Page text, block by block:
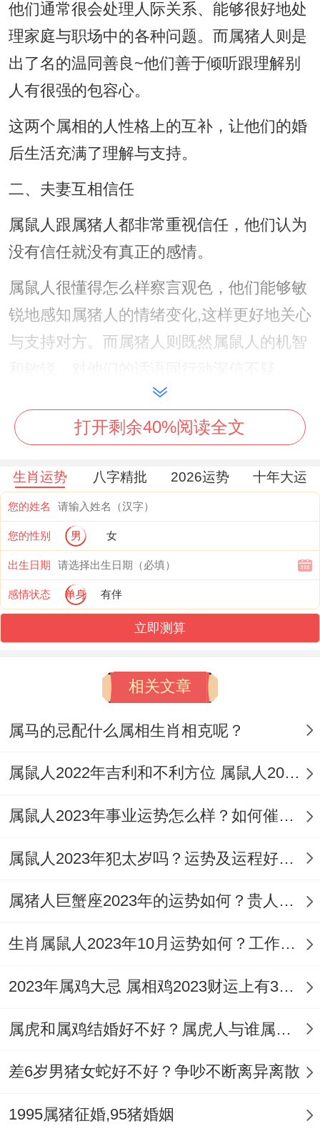
他们通常很会处理人际关系、能够很好地处
理家庭与职场中的各种问题。而属猪人则是
出了名的温同善良~他们善于倾听跟理解别
人有很强的包容心。
这两个属相的人性格上的互补，让他们的婚
后生活充满了理解与支持。
二、夫妻互相信任
属鼠人跟属猪人都非常重视信任，他们认为
没有信任就没有真正的感情。
属鼠人很懂得怎么样察言观色，他们能够敏
锐地感知属猪人的情绪变化,这样更好地关心
与支持对方。而属猪人则既然属鼠人的机智
这事儿说来话长，这种互相信任的关系让他
们的婚姻更加坚固.
三、夫妻感情稳定
属鼠人与属猪人都异常珍惜感情 - 他们认为
感情是需要经营的~只有这样共同努力才能
让感情更加稳定。
属鼠人习惯上很会制造惊喜跟浪漫，这让属
猪人感到真温馨与幸福。而属猪人的温和同
善良、也让属鼠人感到安心和舒适。
他们的感情真稳定不轻松受到外界的干扰和
属鼠人同属猪人都非常重视家庭关系~他们
认为家庭是人生最要紧的组成部分。
好些问题,彼此之间也有很好的沟通和交流...
属鼠人的机智与敏锐，让他们很会处理家庭
温和与善良则让他们很有包容心与理解力。
在这样的家庭环境中成长，他们的孩子也会
打开剩余40%阅读全文
生肖运势 八字精批 2026运势 十年大运
您的姓名
您的性别 男 女
出生日期
感情状态 单身 有伴
立即测算
相关文章
属马的忌配什么属相生肖相克呢？
属鼠人2022年吉利和不利方位 属鼠人2022年发展如何
属鼠人2023年事业运势怎么样？如何催旺事业运？
属鼠人2023年犯太岁吗？运势及运程好不好？
属猪人巨蟹座2023年的运势如何？贵人相助事业有成
生肖属鼠人2023年10月运势如何？工作如意人脉广阔
2023年属鸡大忌 属相鸡2023财运上有3个大忌
属虎和属鸡结婚好不好？属虎人与谁属相相合？
​差6岁男猪女蛇好不好？争吵不断离异离散
1995属猪征婚,95猪婚姻